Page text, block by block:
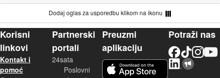
Dodaj oglas za usporedbu klikom na ikonu
Korisni
linkovi
Kontakt i
pomoć
Partnerski
portali
24sata
Poslovni
Preuzmi
aplikaciju
Potraži nas